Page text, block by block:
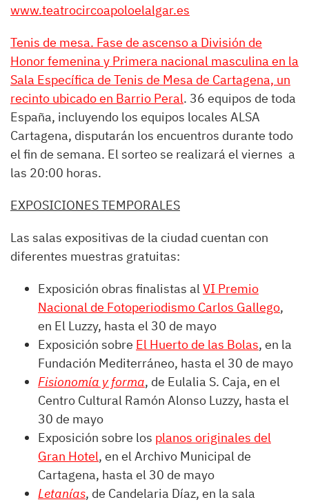
www.teatrocircoapoloelalgar.es
Tenis de mesa. Fase de ascenso a División de
Honor femenina y Primera nacional masculina en la
Sala Específica de Tenis de Mesa de Cartagena, un
recinto ubicado en Barrio Peral. 36 equipos de toda
España, incluyendo los equipos locales ALSA
Cartagena, disputarán los encuentros durante todo
el fin de semana. El sorteo se realizará el viernes a
las 20:00 horas.
EXPOSICIONES TEMPORALES
Las salas expositivas de la ciudad cuentan con
diferentes muestras gratuitas:
Exposición obras finalistas alVI Premio
Nacional de Fotoperiodismo Carlos Gallego,
en El Luzzy, hasta el 30 de mayo
Exposición sobre El Huerto de las Bolas, en la
Fundación Mediterráneo, hasta el 30 de mayo
Fisionomía y forma, de Eulalia S. Caja, en el
Centro Cultural Ramón Alonso Luzzy, hasta el
30 de mayo
Exposición sobre los planos originales del
Gran Hotel, en el Archivo Municipal de
Cartagena, hasta el 30 de mayo
Letanías, de Candelaria Díaz, en la sala